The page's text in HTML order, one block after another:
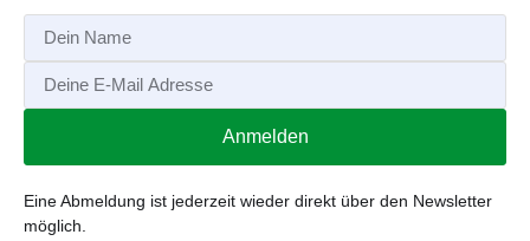
Anmelden
Eine Abmeldung ist jederzeit wieder direkt über den Newsletter
möglich.